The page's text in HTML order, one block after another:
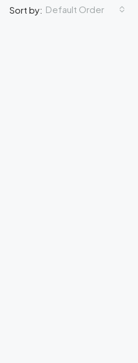
Sort by: Default Order